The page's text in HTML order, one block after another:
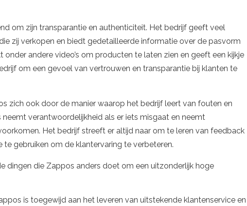
om zijn transparantie en authenticiteit. Het bedrijf geeft veel
zij verkopen en biedt gedetailleerde informatie over de pasvorm
onder andere video’s om producten te laten zien en geeft een kijkje
om een gevoel van vertrouwen en transparantie bij klanten te
zich ook door de manier waarop het bedrijf leert van fouten en
verantwoordelijkheid als er iets misgaat en neemt
Het bedrijf streeft er altijd naar om te leren van feedback
gebruiken om de klantervaring te verbeteren.
dingen die Zappos anders doet om een uitzonderlijk hoge
is toegewijd aan het leveren van uitstekende klantenservice en